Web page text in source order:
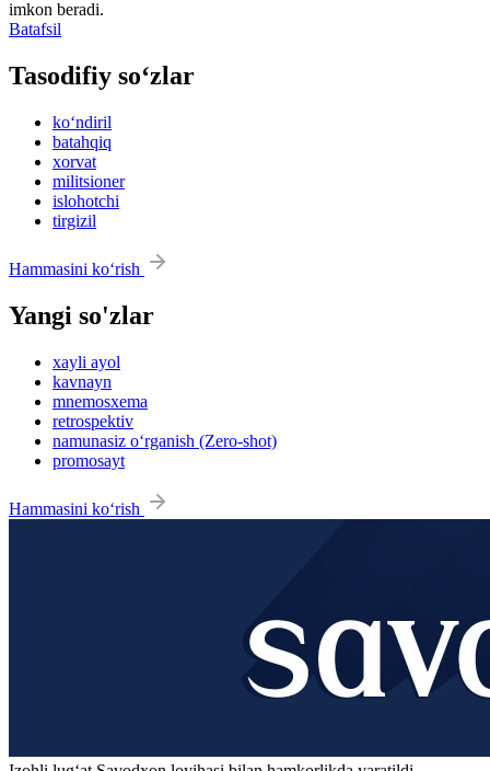
imkon beradi.
Batafsil
Tasodifiy so‘zlar
ko‘ndiril
batahqiq
xorvat
militsioner
islohotchi
tirgizil
Hammasini ko‘rish
Yangi so'zlar
xayli ayol
kavnayn
mnemosxema
retrospektiv
namunasiz o‘rganish (Zero-shot)
promosayt
Hammasini ko‘rish